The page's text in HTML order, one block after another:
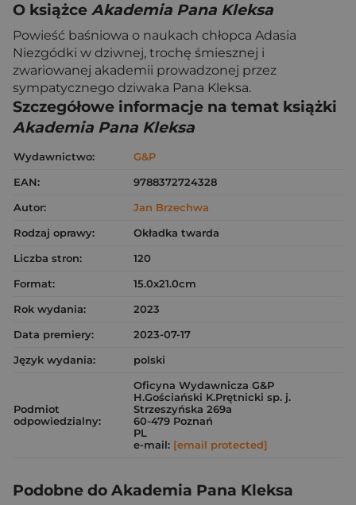
O książce Akademia Pana Kleksa
Powieść baśniowa o naukach chłopca Adasia
Niezgódki w dziwnej, trochę śmiesznej i
zwariowanej akademii prowadzonej przez
sympatycznego dziwaka Pana Kleksa.
Szczegółowe informacje na temat książki
Akademia Pana Kleksa
Wydawnictwo:
G&P
EAN:
9788372724328
Autor:
Jan Brzechwa
Rodzaj oprawy:
Okładka twarda
Liczba stron:
120
Format:
15.0x21.0cm
Rok wydania:
2023
Data premiery:
2023-07-17
Język wydania:
polski
Podmiot
odpowiedzialny:
Oficyna Wydawnicza G&P
H.Gościański K.Prętnicki sp. j.
Strzeszyńska 269a
60-479 Poznań
PL
e-mail: [email protected]
Podobne do Akademia Pana Kleksa